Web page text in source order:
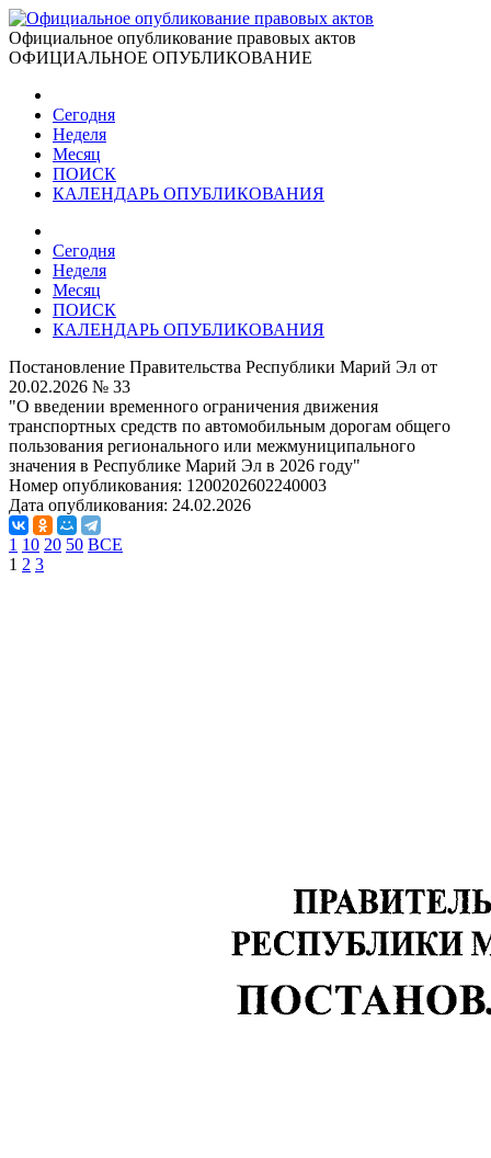
Официальное опубликование правовых актов
ОФИЦИАЛЬНОЕ ОПУБЛИКОВАНИЕ
Сегодня
Неделя
Месяц
ПОИСК
КАЛЕНДАРЬ ОПУБЛИКОВАНИЯ
Сегодня
Неделя
Месяц
ПОИСК
КАЛЕНДАРЬ ОПУБЛИКОВАНИЯ
Постановление Правительства Республики Марий Эл от
20.02.2026 № 33
"О введении временного ограничения движения
транспортных средств по автомобильным дорогам общего
пользования регионального или межмуниципального
значения в Республике Марий Эл в 2026 году"
Номер опубликования: 1200202602240003
Дата опубликования: 24.02.2026
1 10 20 50 ВСЕ
1 2 3